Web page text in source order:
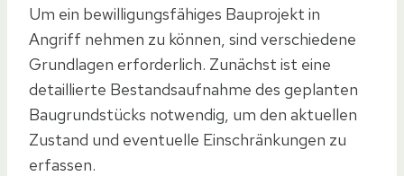
Um ein bewilligungsfähiges Bauprojekt in
Angriff nehmen zu können, sind verschiedene
Grundlagen erforderlich. Zunächst ist eine
detaillierte Bestandsaufnahme des geplanten
Baugrundstücks notwendig, um den aktuellen
Zustand und eventuelle Einschränkungen zu
erfassen.